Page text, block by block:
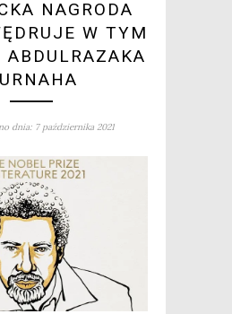
NAGRODA
W TYM
ABDULRAZAKA
dnia: 7 października 2021